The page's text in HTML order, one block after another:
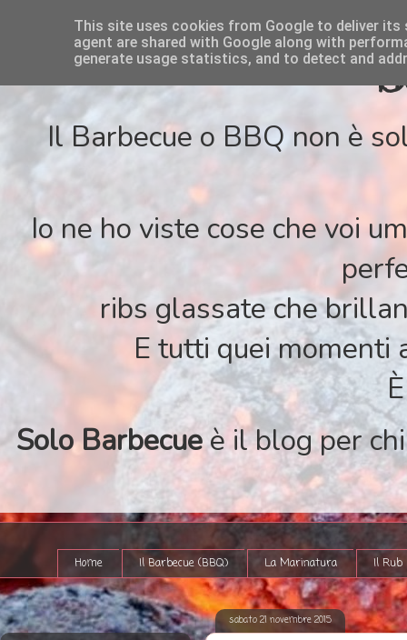
Il Barbecue o BBQ non è
Io ne ho viste cose che voi
ribs glassate che
E tutti quei momenti
Solo Barbecueè il blog per
Home Il Barbecue (BBQ) La Marinatura Il Rub
sabato 21 novembre 2015
This site uses cookies from Google to deliver its
agent are shared with Google along with
generate usage statistics, and to detect and